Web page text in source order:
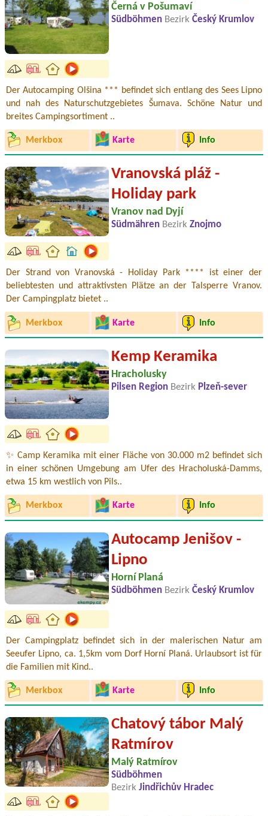
Černá v Pošumaví
Südböhmen Bezirk Český Krumlov
Der Autocamping Olšina *** befindet sich entlang des Sees Lipno
und nah des Naturschutzgebietes Šumava. Schöne Natur und
breites Campingsortiment ..
Merkbox Karte Info
Vranovská pláž -
Holiday park
Vranov nad Dyjí
Südmähren Bezirk Znojmo
Der Strand von Vranovská - Holiday Park **** ist einer der
beliebtesten und attraktivsten Plätze an der Talsperre Vranov.
Der Campingplatz bietet ..
Merkbox Karte Info
Kemp Keramika
Hracholusky
Pilsen Region Bezirk Plzeň-sever
✨ Camp Keramika mit einer Fläche von 30.000 m2 befindet sich
in einer schönen Umgebung am Ufer des Hracholuská-Damms,
etwa 15 km westlich von Pils..
Merkbox Karte Info
Autocamp Jenišov -
Lipno
Horní Planá
Südböhmen Bezirk Český Krumlov
Der Campingplatz befindet sich in der malerischen Natur am
Seeufer Lipno, ca. 1,5km vom Dorf Horní Planá. Urlaubsort ist für
die Familien mit Kind..
Merkbox Karte Info
Chatový tábor Malý
Ratmírov
Malý Ratmírov
Südböhmen
Bezirk Jindřichův Hradec